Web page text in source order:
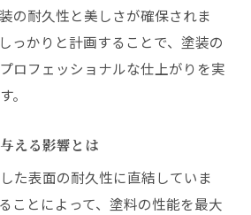
を延ばすメンテナンス方法
合わせた塗装の工夫
るための塗装材選び
性を高めるコーティング技術
さを保つ塗装の秘訣公開
がりを実現する塗装テクニック
る仕上げのコツ
の耐久性と美しさが確保されま
っかりと計画することで、塗装の
ロフェッショナルな仕上がりを実
。
える影響とは
た表面の耐久性に直結していま
ことによって、塗料の性能を最大